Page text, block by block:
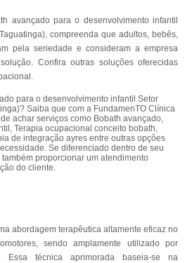
avançado para o desenvolvimento infantil
compreenda que adultos, bebês,
pela seriedade e consideram a empresa
Confira outras soluções oferecidas
para o desenvolvimento infantil Setor
Saiba que com a FundamenTO Clínica
achar serviços como Bobath avançado,
Terapia ocupacional conceito bobath,
de integração ayres entre outras opções
Se diferenciado dentro de seu
proporcionar um atendimento
do cliente.
abordagem terapêutica altamente eficaz no
sendo amplamente utilizado por
Essa técnica aprimorada baseia-se na